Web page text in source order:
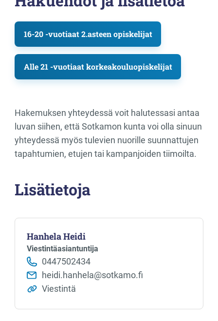
16-20 -vuotiaat 2.asteen opiskelijat
Alle 21 -vuotiaat korkeakouluopiskelijat
Hakemuksen yhteydessä voit halutessasi antaa
luvan siihen, että Sotkamon kunta voi olla sinuun
yhteydessä myös tulevien nuorille suunnattujen
tapahtumien, etujen tai kampanjoiden tiimoilta.
Lisätietoja
Hanhela Heidi
Viestintäasiantuntija
0447502434
heidi.hanhela@sotkamo.fi
Viestintä